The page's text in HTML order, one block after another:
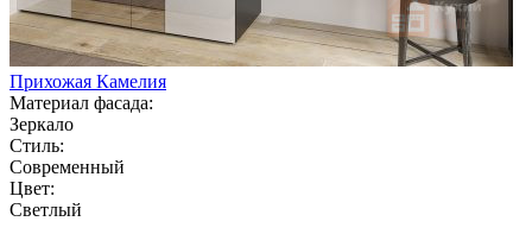
Прихожая Камелия
Материал фасада:
Зеркало
Стиль:
Современный
Цвет:
Светлый